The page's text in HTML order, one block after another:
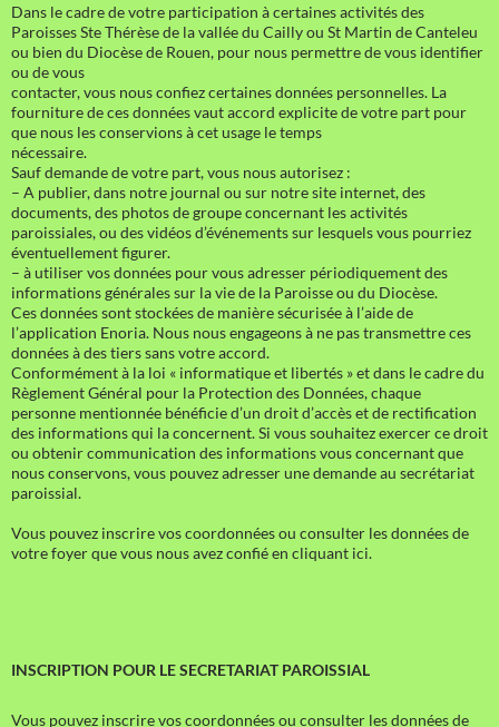
Dans le cadre de votre participation à certaines activités des
Paroisses Ste Thérèse de la vallée du Cailly ou St Martin de Canteleu
ou bien du Diocèse de Rouen, pour nous permettre de vous identifier
ou de vous
contacter, vous nous confiez certaines données personnelles. La
fourniture de ces données vaut accord explicite de votre part pour
que nous les conservions à cet usage le temps
nécessaire.
Sauf demande de votre part, vous nous autorisez :
– A publier, dans notre journal ou sur notre site internet, des
documents, des photos de groupe concernant les activités
paroissiales, ou des vidéos d’événements sur lesquels vous pourriez
éventuellement figurer.
– à utiliser vos données pour vous adresser périodiquement des
informations générales sur la vie de la Paroisse ou du Diocèse.
Ces données sont stockées de manière sécurisée à l’aide de
l’application Enoria. Nous nous engageons à ne pas transmettre ces
données à des tiers sans votre accord.
Conformément à la loi « informatique et libertés » et dans le cadre du
Règlement Général pour la Protection des Données, chaque
personne mentionnée bénéficie d’un droit d’accès et de rectification
des informations qui la concernent. Si vous souhaitez exercer ce droit
ou obtenir communication des informations vous concernant que
nous conservons, vous pouvez adresser une demande au secrétariat
paroissial.
Vous pouvez inscrire vos coordonnées ou consulter les données de
votre foyer que vous nous avez confié en cliquant ici.
INSCRIPTION POUR LE SECRETARIAT PAROISSIAL
Vous pouvez inscrire vos coordonnées ou consulter les données de